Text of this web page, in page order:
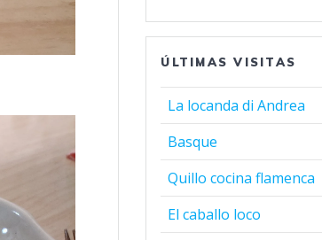
ÚLTIMAS VISITAS
La locanda di Andrea
Basque
Quillo cocina flamenca
El caballo loco